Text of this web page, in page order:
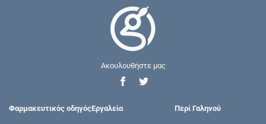
Ακουλουθήστε μας
Φαρμακευτικός οδηγόςΕργαλεία Περί Γαληνού